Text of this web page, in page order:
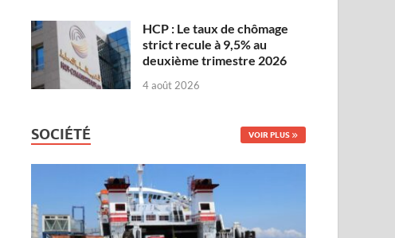
HCP : Le taux de chômage
strict recule à 9,5% au
deuxième trimestre 2026
4 août 2026
SOCIÉTÉ VOIR PLUS